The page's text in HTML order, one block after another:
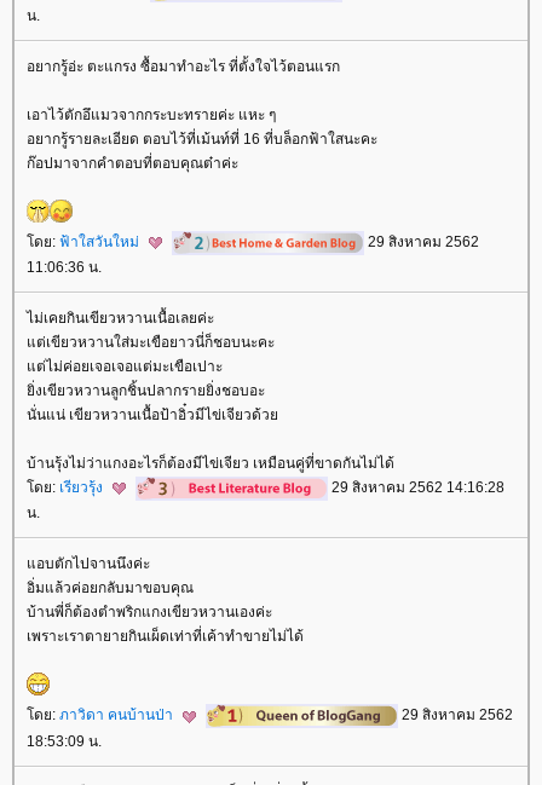
น.
อยากรู้อ่ะ ตะแกรง ซื้อมาทำอะไร ที่ตั้งใจไว้ตอนแรก
เอาไว้ตักอึแมวจากกระบะทรายค่ะ แหะ ๆ
อยากรู้รายละเอียด ตอบไว้ที่เม้นท์ที่ 16 ที่บล็อกฟ้าใสนะคะ
ก๊อปมาจากคำตอบที่ตอบคุณต๋าค่ะ
ดย: ฟ้าใสวันใหม่
29 สิงหาคม 2562
11:06:36 น.
ไม่เคยกินเขียวหวานเนื้อเลยค่ะ
ต่เขียวหวานใส่มะเขือยาวนี่ก็ชอบนะคะ
ต่ไม่ค่อยเจอเจอแต่มะเขือเปาะ
ิ่งเขียวหวานลูกชิ้นปลากรายยิ่งชอบอะ
นั่นแน่ เขียวหวานเนื้อป้าอิ๋วมีไข่เจียวด้ว
บ้านรุ้งไม่ว่าแกงอะไรก็ต้องมีไข่เจียว เหมือนคู่ที่ขาดกันไม่ได้
ดย: เรียวรุ้ง
29 สิงหาคม 2562 14:16:28
น.
อบตักไปจานนึงค่ะ
อิ่มแล้วค่อยกลับมาขอบคุณ
บ้านพี่ก็ต้องตำพริกแกงเขียวหวานเองค่ะ
เพราะเราตายายกินเผ็ดเท่าที่เค้าทำขายไม่ได้
ดย: ภาวิดา คนบ้านป่า
29 สิงหาคม 2562
18:53:09 น.